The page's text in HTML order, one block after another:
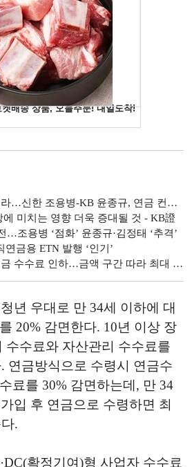
조용병-KB 윤종규, 연금 컨트롤타워 신설
에 미치는 영향 더욱 증대될 것 - KB證
…조용병 ‘점화’ 윤종규·김정태 ‘추격’
금용 ETN 발행 ‘인기’
수수료 인하…금액 구간 따라 최대 30%
년 우대로 만 34세 이하에 대
20% 감면한다. 10년 이상 장
수수료와 자산관리 수수료를
연금방식으로 수령시 연금수
료를 30% 감면하는데, 만 34
입 후 연금으로 수령하면 최
.
확정기여)형 사업자 수수료